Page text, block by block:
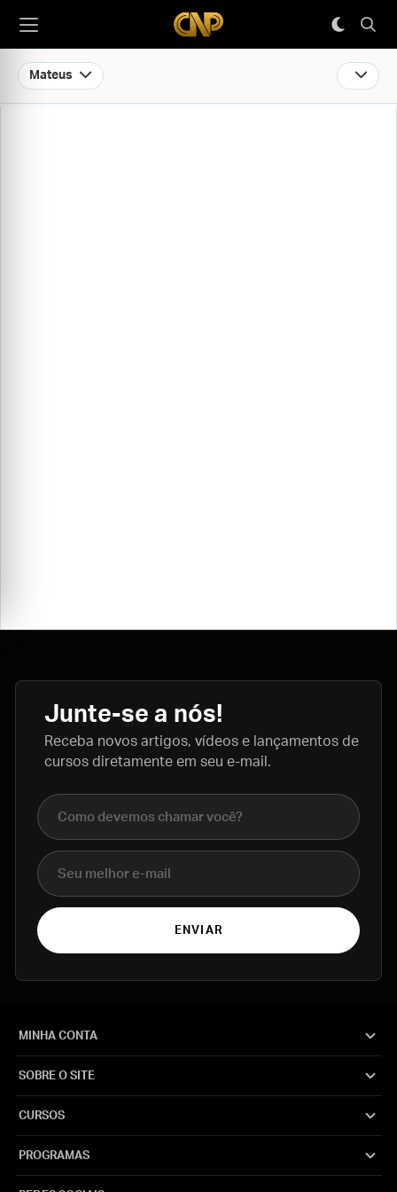
Mateus
Junte-se a nós!
Receba novos artigos, vídeos e lançamentos de
cursos diretamente em seu e-mail.
Nome completo
E-mail
ENVIAR
MINHA CONTA
SOBRE O SITE
CURSOS
PROGRAMAS